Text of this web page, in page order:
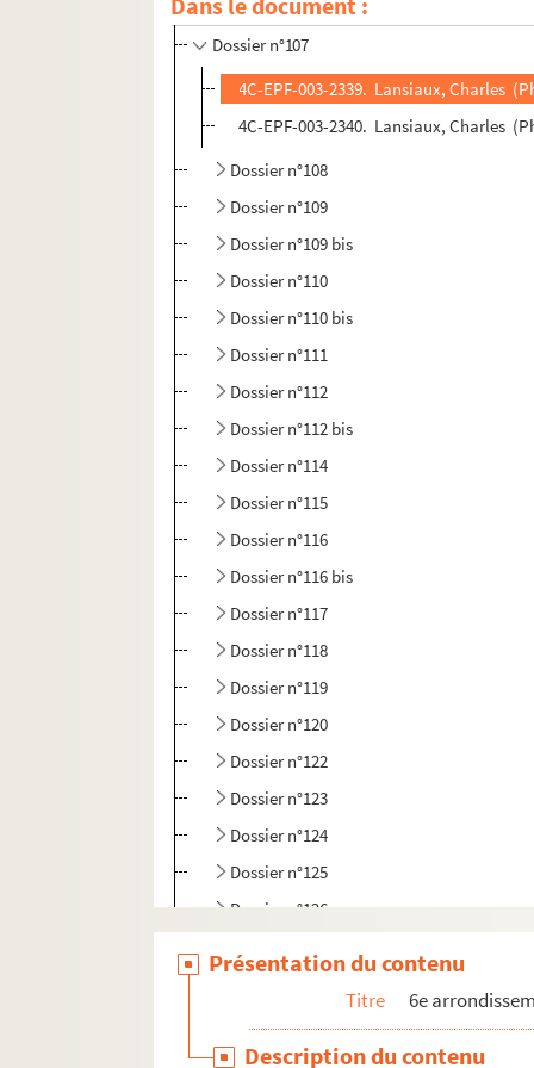
Dossier n°106
Dossier n°107
4C-EPF-003-2339. Lansiaux, Charles
4C-EPF-003-2340. Lansiaux, Charles
Dossier n°108
Dossier n°109
Dossier n°109 bis
Dossier n°110
Dossier n°110 bis
Dossier n°111
Dossier n°112
Dossier n°112 bis
Dossier n°114
Dossier n°115
Dossier n°116
Dossier n°116 bis
Dossier n°117
Dossier n°118
Dossier n°119
Dossier n°120
Dossier n°122
Dossier n°123
Dossier n°124
Dossier n°125
Dossier n°126
Dossier n°130
Présentation du contenu
Titre 6e
Description du contenu